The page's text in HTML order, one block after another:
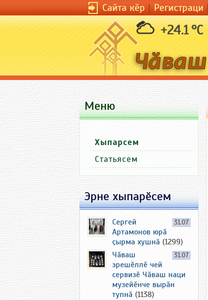
Сайта кӗр|Регистраци
+24.1 °C
Меню
Хыпарсем
Статьясем
Эрне хыпарӗсем
31.07
Сергей
Артамонов юрӑ
ҫырма хушнӑ (1299)
31.07
Чӑваш
эрешӗллӗ чей
сервизӗ Чӑваш наци
музейӗнче вырӑн
тупнӑ (1138)